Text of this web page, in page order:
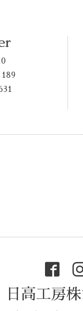
189
日高工房